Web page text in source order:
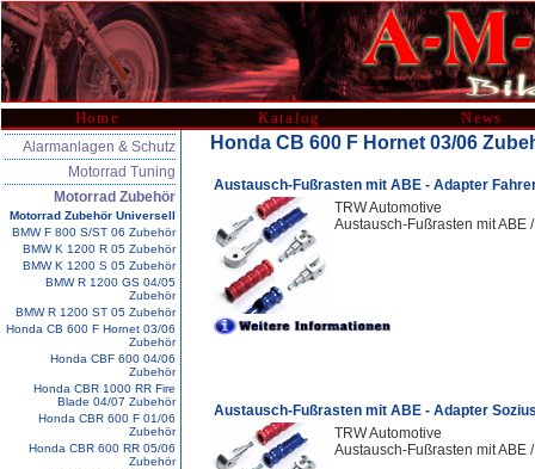
Home Katalog News
Alarmanlagen & Schutz
Motorrad Tuning
Motorrad Zubehör
Motorrad Zubehör Universell
BMW F 800 S/ST 06 Zubehör
BMW K 1200 R 05 Zubehör
BMW K 1200 S 05 Zubehör
BMW R 1200 GS 04/05
Zubehör
BMW R 1200 ST 05 Zubehör
Honda CB 600 F Hornet 03/06
Zubehör
Honda CBF 600 04/06
Zubehör
Honda CBR 1000 RR Fire
Blade 04/07 Zubehör
Honda CBR 600 F 01/06
Zubehör
Honda CBR 600 RR 05/06
Zubehör
Honda CB 600 F Hornet 03/06
Austausch-Fußrasten mit ABE - Adapter
TRW Automotive
Austausch-Fußrasten mit
Austausch-Fußrasten mit ABE - Adapter
TRW Automotive
Austausch-Fußrasten mit